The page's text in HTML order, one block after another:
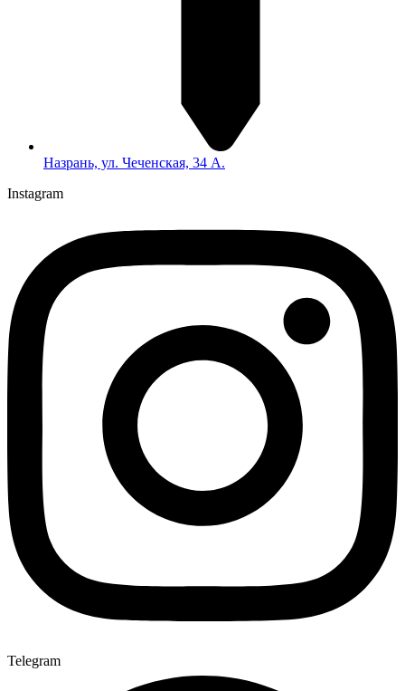
Назрань, ул. Чеченская, 34 А.
Instagram
Telegram